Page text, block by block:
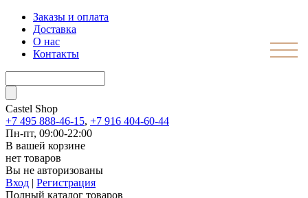
Заказы и оплата
Доставка
О нас
Контакты
Castel Shop
+7 495 888-46-15, +7 916 404-60-44
Пн-пт, 09:00-22:00
В вашей корзине
нет товаров
Вы не авторизованы
Вход | Регистрация
Полный каталог товаров